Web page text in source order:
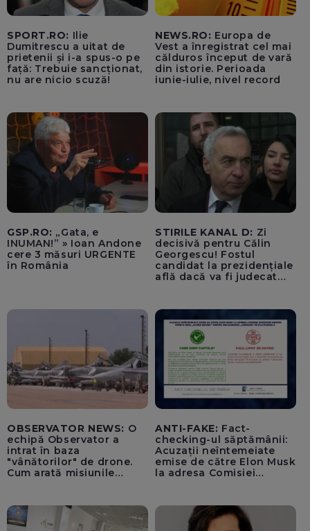
SPORT.RO: Ilie
Dumitrescu a uitat de
prietenii și i-a spus-o pe
față: Trebuie sancționat,
nu are nicio scuză!
NEWS.RO: Europa de
Vest a înregistrat cel mai
călduros început de vară
din istorie. Perioada
iunie-iulie, nivel record
GSP.RO: „Gata, e
INUMAN!” » Ioan Andone
cere 3 măsuri URGENTE
în România
STIRILE KANAL D: Zi
decisivă pentru Călin
Georgescu! Fostul
candidat la prezidențiale
află dacă va fi judecat
OBSERVATOR NEWS: O
echipă Observator a
intrat în baza
"vânătorilor" de drone.
Cum arată misiunile
ANTI-FAKE: Fact-
checking-ul săptămânii:
Acuzații neîntemeiate
emise de către Elon Musk
la adresa Comisiei
pentru instaurarea
„cenzurii” pe platforma X